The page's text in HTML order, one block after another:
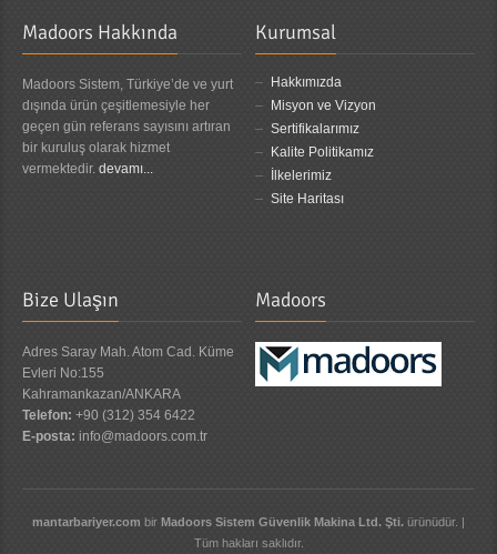
Madoors Hakkında
Madoors Sistem, Türkiye’de ve yurt
dışında ürün çeşitlemesiyle her
geçen gün referans sayısını artıran
bir kuruluş olarak hizmet
vermektedir. devamı...
Kurumsal
Hakkımızda
Misyon ve Vizyon
Sertifikalarımız
Kalite Politikamız
İlkelerimiz
Site Haritası
Bize Ulaşın
Adres Saray Mah. Atom Cad. Küme
Evleri No:155
Kahramankazan/ANKARA
Telefon: +90 (312) 354 6422
E-posta: info@madoors.com.tr
Madoors
mantarbariyer.com bir Madoors Sistem Güvenlik Makina Ltd. Şti. ürünüdür. |
Tüm hakları saklıdır.